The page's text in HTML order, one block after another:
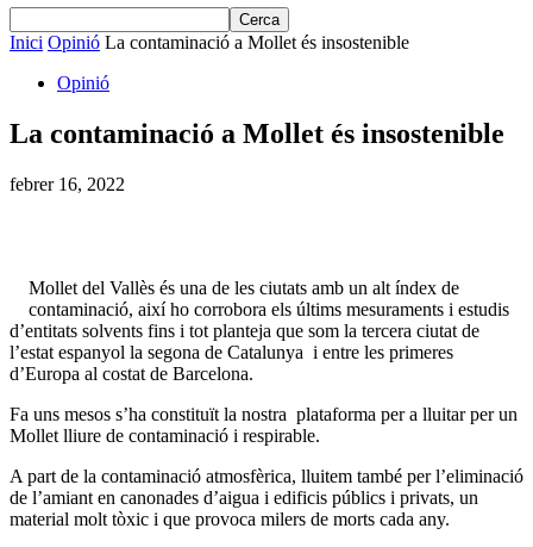
Inici Opinió La contaminació a Mollet és insostenible
Opinió
La contaminació a Mollet és insostenible
febrer 16, 2022
Mollet del Vallès és una de les ciutats amb un alt índex de
contaminació, així ho corrobora els últims mesuraments i estudis
d’entitats solvents fins i tot planteja que som la tercera ciutat de
l’estat espanyol la segona de Catalunya i entre les primeres
d’Europa al costat de Barcelona.
Fa uns mesos s’ha constituït la nostra plataforma per a lluitar per un
Mollet lliure de contaminació i respirable.
A part de la contaminació atmosfèrica, lluitem també per l’eliminació
de l’amiant en canonades d’aigua i edificis públics i privats, un
material molt tòxic i que provoca milers de morts cada any.